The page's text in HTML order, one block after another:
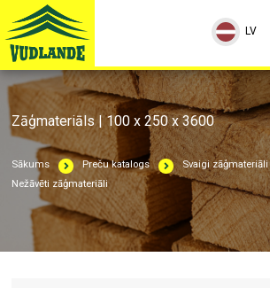
LV
Zāģmateriāls | 100 x 250 x 3600
Sākums Preču katalogs
Svaigi zāģmateriāli
Nežāvēti zāģmateriāli